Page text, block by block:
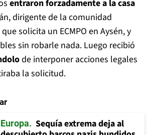
entraron forzadamente a la casa
dirigente de la comunidad
solicita un ECMPO en Aysén, y
sin robarle nada. Luego recibió
de interponer acciones legales
la solicitud.
Europa
Sequía extrema deja al